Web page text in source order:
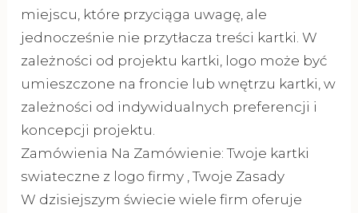
miejscu, które przyciąga uwagę, ale
jednocześnie nie przytłacza treści kartki. W
zależności od projektu kartki, logo może być
umieszczone na froncie lub wnętrzu kartki, w
zależności od indywidualnych preferencji i
koncepcji projektu.
Zamówienia Na Zamówienie: Twoje kartki
swiateczne z logo firmy , Twoje Zasady
W dzisiejszym świecie wiele firm oferuje